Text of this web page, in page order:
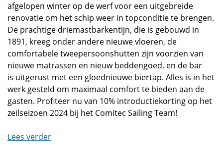
afgelopen winter op de werf voor een uitgebreide
renovatie om het schip weer in topconditie te brengen.
De prachtige driemastbarkentijn, die is gebouwd in
1891, kreeg onder andere nieuwe vloeren, de
comfortabele tweepersoonshutten zijn voorzien van
nieuwe matrassen en nieuw beddengoed, en de bar
is uitgerust met een gloednieuwe biertap. Alles is in het
werk gesteld om maximaal comfort te bieden aan de
gasten. Profiteer nu van 10% introductiekorting op het
zeilseizoen 2024 bij het Comitec Sailing Team!
Lees verder